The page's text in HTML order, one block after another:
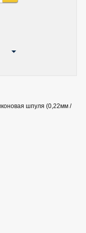
шпуля (0,22мм /